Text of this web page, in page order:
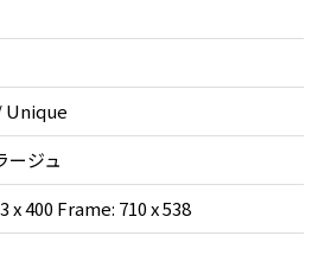
Unique
ージュ
x 400 Frame: 710 x 538